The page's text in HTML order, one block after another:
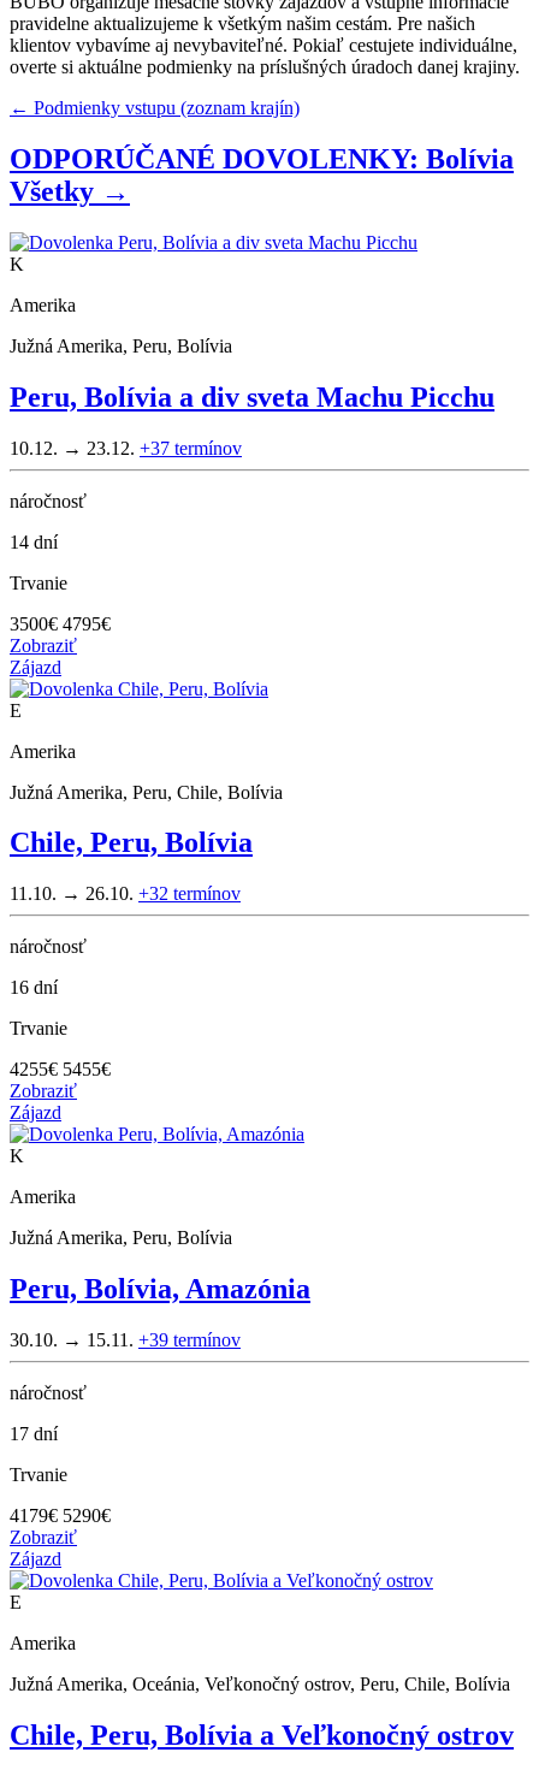
pravidelne aktualizujeme k všetkým našim cestám. Pre našich
klientov vybavíme aj nevybaviteľné. Pokiaľ cestujete individuálne,
overte si aktuálne podmienky na príslušných úradoch danej krajiny.
← Podmienky vstupu (zoznam krajín)
ODPORÚČANÉ DOVOLENKY: Bolívia
Všetky →
K
Amerika
Južná Amerika, Peru, Bolívia
Peru, Bolívia a div sveta Machu Picchu
10.12. → 23.12. +37 termínov
náročnosť
14 dní
Trvanie
3500€ 4795€
Zobraziť
Zájazd
E
Amerika
Južná Amerika, Peru, Chile, Bolívia
Chile, Peru, Bolívia
11.10. → 26.10. +32 termínov
náročnosť
16 dní
Trvanie
4255€ 5455€
Zobraziť
Zájazd
K
Amerika
Južná Amerika, Peru, Bolívia
Peru, Bolívia, Amazónia
30.10. → 15.11. +39 termínov
náročnosť
17 dní
Trvanie
4179€ 5290€
Zobraziť
Zájazd
E
Amerika
Južná Amerika, Oceánia, Veľkonočný ostrov, Peru, Chile, Bolívia
Chile, Peru, Bolívia a Veľkonočný ostrov